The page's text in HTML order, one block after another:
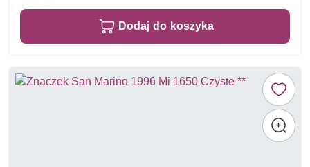
Dodaj do koszyka